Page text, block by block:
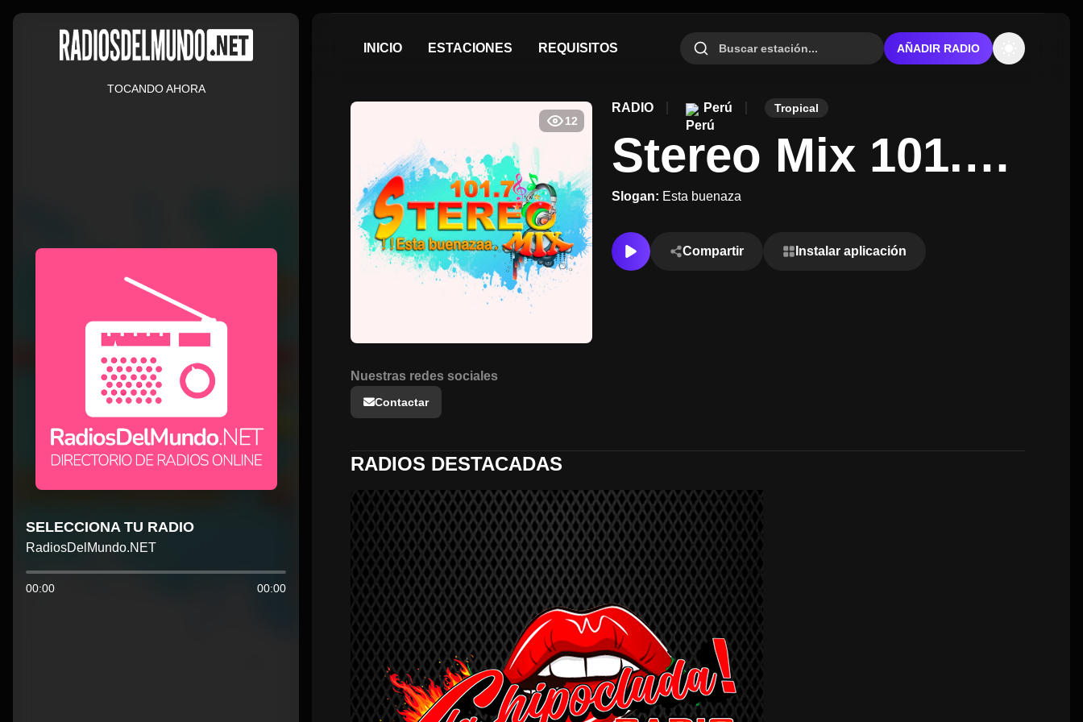
INICIO ESTACIONES REQUISITOS AÑADIR RADIO
RADIO Perú Tropical
Stereo Mix 101.7
FM
12
Slogan: Esta buenaza
Compartir Instalar aplicación
Nuestras redes sociales
Contactar
RADIOS DESTACADAS
TOCANDO AHORA
SELECCIONA TU RADIO
RadiosDelMundo.NET
00:00 00:00